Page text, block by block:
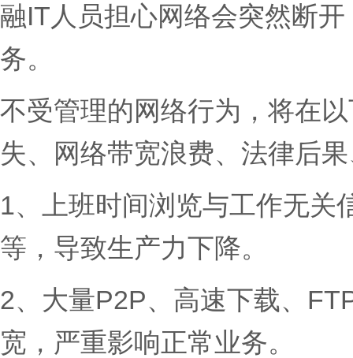
融IT人员担心网络会突然断
务。
不受管理的网络行为，将在
失、网络带宽浪费、法律后
1、上班时间浏览与工作无关
等，导致生产力下降。
2、大量P2P、高速下载、
宽，严重影响正常业务。